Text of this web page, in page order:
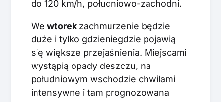
do 120 km/h, południowo-zachodni.
We wtorek zachmurzenie będzie
duże i tylko gdzieniegdzie pojawią
się większe przejaśnienia. Miejscami
wystąpią opady deszczu, na
południowym wschodzie chwilami
intensywne i tam prognozowana